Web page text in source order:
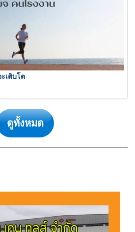
เติบโต
ดูทั้งหมด